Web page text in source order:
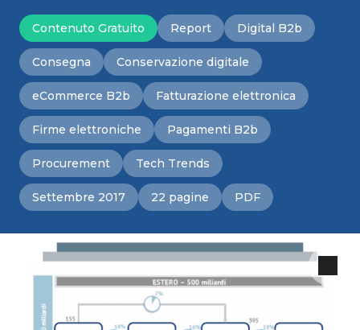
Contenuto Gratuito Report Digital B2b
Consegna Conservazione digitale
eCommerce B2b Fatturazione elettronica
Firme elettroniche Pagamenti B2b
Procurement Tech Trends
Settembre 2017 22 pagine PDF